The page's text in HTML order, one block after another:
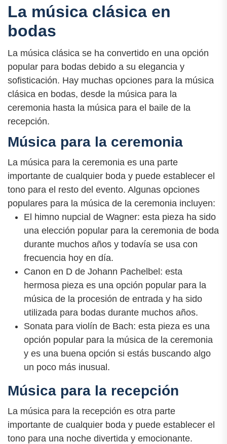
La música clásica en
bodas
La música clásica se ha convertido en una opción
popular para bodas debido a su elegancia y
sofisticación. Hay muchas opciones para la música
clásica en bodas, desde la música para la
ceremonia hasta la música para el baile de la
recepción.
Música para la ceremonia
La música para la ceremonia es una parte
importante de cualquier boda y puede establecer el
tono para el resto del evento. Algunas opciones
populares para la música de la ceremonia incluyen:
El himno nupcial de Wagner: esta pieza ha sido
una elección popular para la ceremonia de boda
durante muchos años y todavía se usa con
frecuencia hoy en día.
Canon en D de Johann Pachelbel: esta
hermosa pieza es una opción popular para la
música de la procesión de entrada y ha sido
utilizada para bodas durante muchos años.
Sonata para violín de Bach: esta pieza es una
opción popular para la música de la ceremonia
y es una buena opción si estás buscando algo
un poco más inusual.
Música para la recepción
La música para la recepción es otra parte
importante de cualquier boda y puede establecer el
tono para una noche divertida y emocionante.